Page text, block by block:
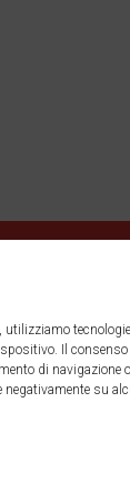
utilizziamo
Il
di
su
Srl Soc.